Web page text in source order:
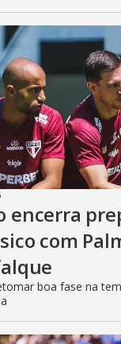
encerra
com
boa fase na